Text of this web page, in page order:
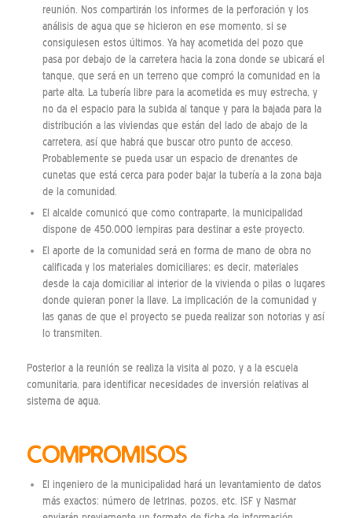
reunión. Nos compartirán los informes de la perforación y los
análisis de agua que se hicieron en ese momento, si se
consiguiesen estos últimos. Ya hay acometida del pozo que
pasa por debajo de la carretera hacia la zona donde se ubicará el
tanque, que será en un terreno que compró la comunidad en la
parte alta. La tubería libre para la acometida es muy estrecha, y
no da el espacio para la subida al tanque y para la bajada para la
distribución a las viviendas que están del lado de abajo de la
carretera, así que habrá que buscar otro punto de acceso.
Probablemente se pueda usar un espacio de drenantes de
cunetas que está cerca para poder bajar la tubería a la zona baja
de la comunidad.
El alcalde comunicó que como contraparte, la municipalidad
dispone de 450.000 lempiras para destinar a este proyecto.
El aporte de la comunidad será en forma de mano de obra no
calificada y los materiales domiciliares; es decir, materiales
desde la caja domiciliar al interior de la vivienda o pilas o lugares
donde quieran poner la llave. La implicación de la comunidad y
las ganas de que el proyecto se pueda realizar son notorias y así
lo transmiten.
Posterior a la reunión se realiza la visita al pozo, y a la escuela
comunitaria, para identificar necesidades de inversión relativas al
sistema de agua.
COMPROMISOS
El ingeniero de la municipalidad hará un levantamiento de datos
más exactos: número de letrinas, pozos, etc. ISF y Nasmar